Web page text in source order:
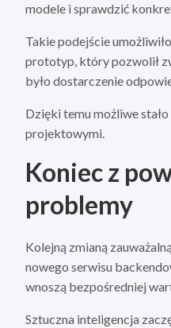
modele i sprawdzić
Takie podejście
prototyp, który pozwolił
było dostarczenie
Dzięki temu możliwe
projektowymi.
Koniec z
problemy
Kolejną zmianą
nowego serwisu
wnoszą bezpośredniej
Sztuczna inteligencja